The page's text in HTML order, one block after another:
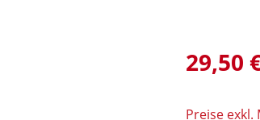
29,50
Preise exkl.